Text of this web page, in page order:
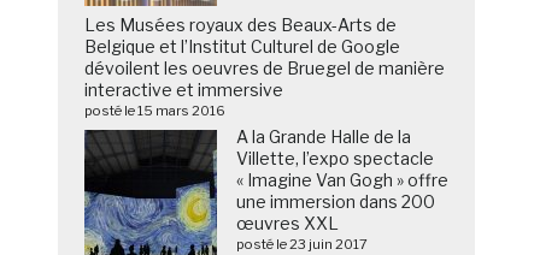
Les Musées royaux des Beaux-Arts de
Belgique et l’Institut Culturel de Google
dévoilent les oeuvres de Bruegel de manière
interactive et immersive
posté le 15 mars 2016
A la Grande Halle de la
Villette, l’expo spectacle
« Imagine Van Gogh » offre
une immersion dans 200
œuvres XXL
posté le 23 juin 2017